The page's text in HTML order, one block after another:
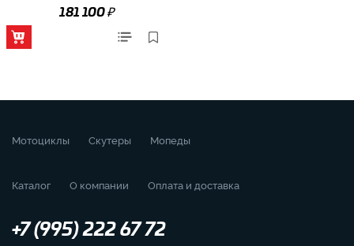
181 100₽
Мотоциклы Скутеры Мопеды
Каталог О компании Оплата и доставка
+7 (995) 222 67 72